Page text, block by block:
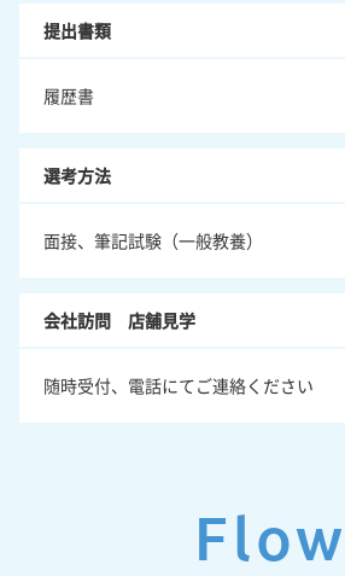
提出書類
履歴書
選考方法
面接、筆記試験（一般教養）
会社訪問 店舗見学
随時受付、電話にてご連絡ください
Flow